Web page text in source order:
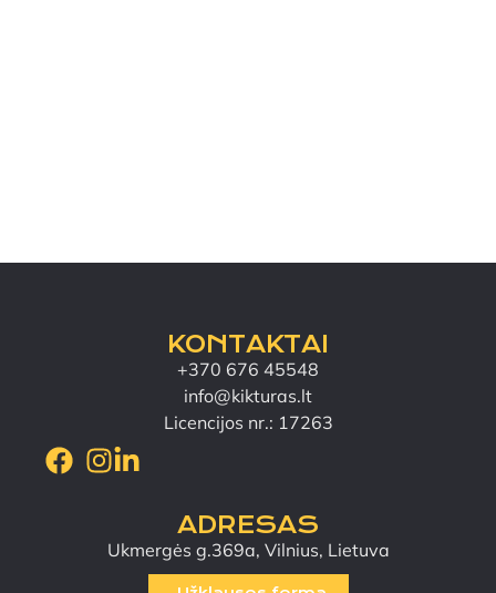
KONTAKTAI
+370 676 45548
info@kikturas.lt
Licencijos nr.: 17263
ADRESAS
Ukmergės g.369a, Vilnius, Lietuva